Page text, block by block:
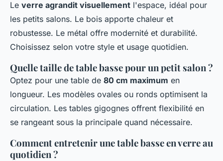
Le verre agrandit visuellement l'espace, idéal pour
les petits salons. Le bois apporte chaleur et
robustesse. Le métal offre modernité et durabilité.
Choisissez selon votre style et usage quotidien.
Quelle taille de table basse pour un petit salon ?
Optez pour une table de 80 cm maximum en
longueur. Les modèles ovales ou ronds optimisent la
circulation. Les tables gigognes offrent flexibilité en
se rangeant sous la principale quand nécessaire.
Comment entretenir une table basse en verre au
quotidien ?